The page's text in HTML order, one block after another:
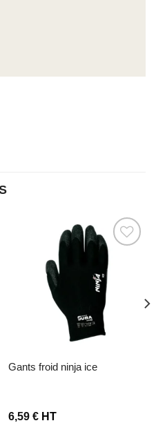
Ajouter à la liste d’envies
gants froid ninja ice
6,59 €HT